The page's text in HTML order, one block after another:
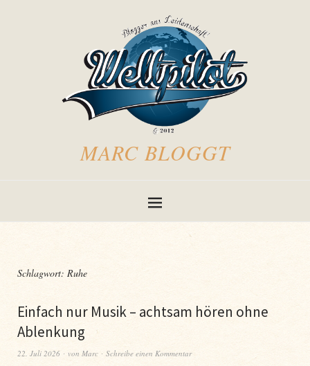
MARC BLOGGT
Schlagwort: Ruhe
Einfach nur Musik – achtsam hören ohne
Ablenkung
22. Juli 2026 von Marc Schreibe einen Kommentar